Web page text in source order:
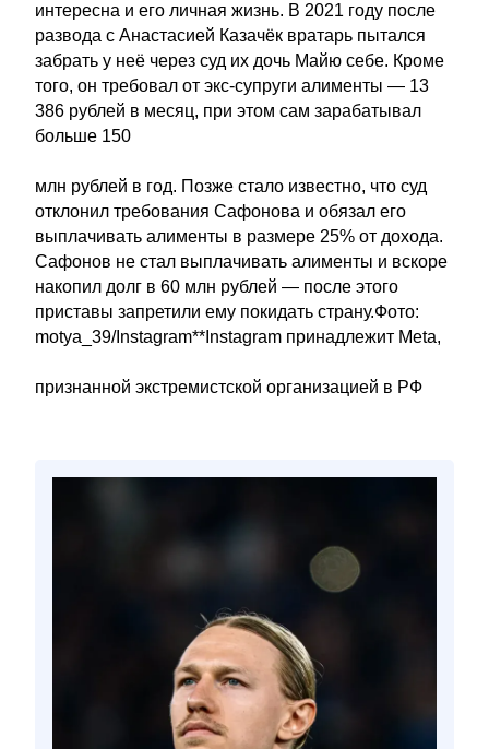
интересна и его личная жизнь. В 2021 году после
развода с Анастасией Казачёк вратарь пытался
забрать у неё через суд их дочь Майю себе. Кроме
того, он требовал от экс-супруги алименты — 13
386 рублей в месяц, при этом сам зарабатывал
больше 150
млн рублей в год. Позже стало известно, что суд
отклонил требования Сафонова и обязал его
выплачивать алименты в размере 25% от дохода.
Сафонов не стал выплачивать алименты и вскоре
накопил долг в 60 млн рублей — после этого
приставы запретили ему покидать страну.Фото:
motya_39/Instagram**Instagram принадлежит Meta,
признанной экстремистской организацией в РФ